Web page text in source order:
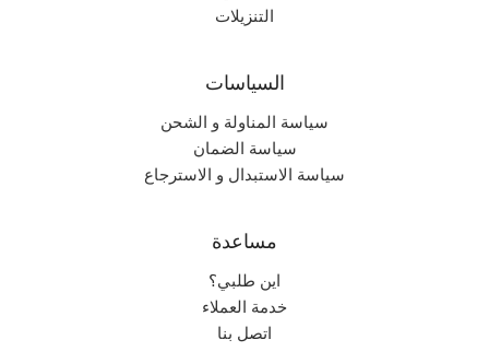
التنزيلات
السياسات
سياسة المناولة و الشحن
سياسة الضمان
سياسة الاستبدال و الاسترجاع
مساعدة
اين طلبي؟
خدمة العملاء
اتصل بنا